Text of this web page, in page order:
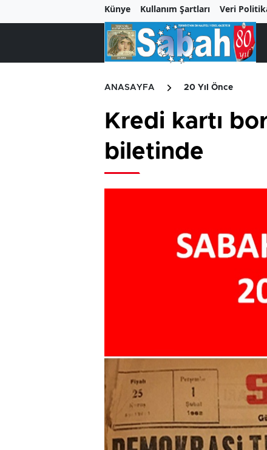
Künye Kullanım Şartları Veri
ANASAYFA 20 Yıl Önce
Kredi kartı
biletinde